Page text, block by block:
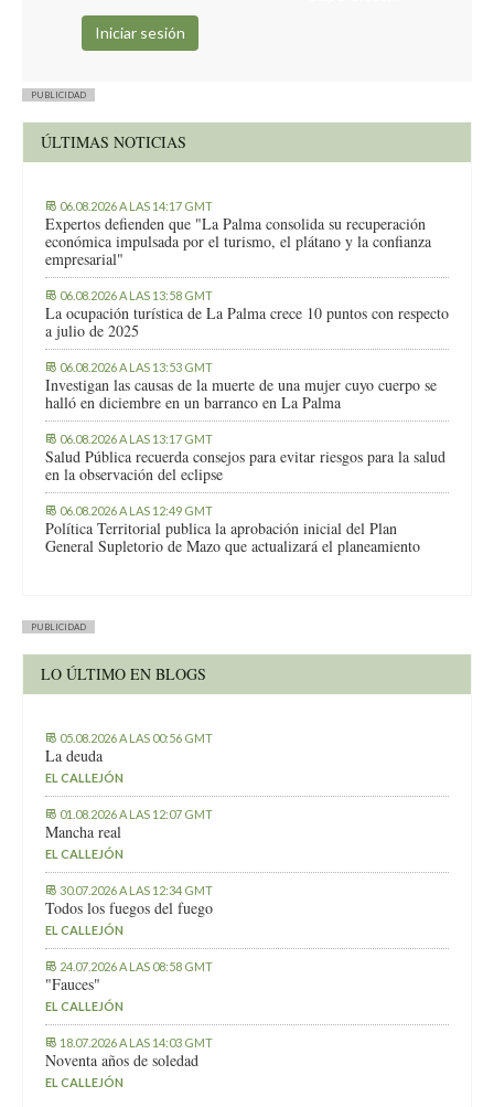
PUBLICIDAD
ÚLTIMAS NOTICIAS
06.08.2026 A LAS 14:17 GMT
Expertos defienden que "La Palma consolida su recuperación
económica impulsada por el turismo, el plátano y la confianza
empresarial"
06.08.2026 A LAS 13:58 GMT
La ocupación turística de La Palma crece 10 puntos con respecto
a julio de 2025
06.08.2026 A LAS 13:53 GMT
Investigan las causas de la muerte de una mujer cuyo cuerpo se
halló en diciembre en un barranco en La Palma
06.08.2026 A LAS 13:17 GMT
Salud Pública recuerda consejos para evitar riesgos para la salud
en la observación del eclipse
06.08.2026 A LAS 12:49 GMT
Política Territorial publica la aprobación inicial del Plan
General Supletorio de Mazo que actualizará el planeamiento
PUBLICIDAD
LO ÚLTIMO EN BLOGS
05.08.2026 A LAS 00:56 GMT
La deuda
EL CALLEJÓN
01.08.2026 A LAS 12:07 GMT
Mancha real
EL CALLEJÓN
30.07.2026 A LAS 12:34 GMT
Todos los fuegos del fuego
EL CALLEJÓN
24.07.2026 A LAS 08:58 GMT
"Fauces"
EL CALLEJÓN
18.07.2026 A LAS 14:03 GMT
Noventa años de soledad
EL CALLEJÓN